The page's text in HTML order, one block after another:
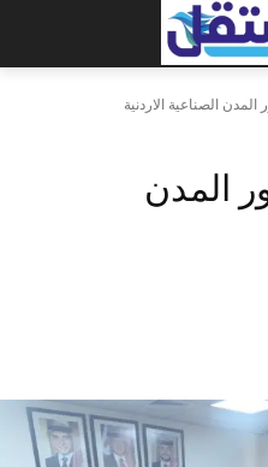
الصناعية الاردنية
المدن